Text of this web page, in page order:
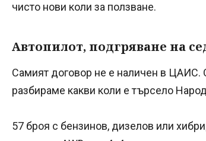
чисто нови коли за ползване.
Автопилот, подгряване на
Самият договор не е наличен в ЦАИС.
разбираме какви коли е търсело
57 броя с бензинов, дизелов или